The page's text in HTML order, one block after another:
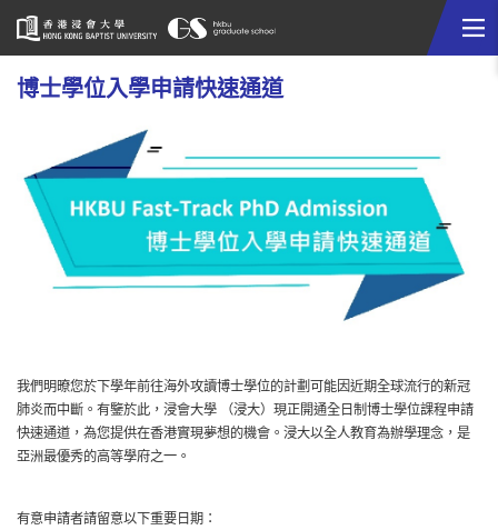
Start
main
博士學位入學申請快速通道
我們明暸您於下學年前往海外攻讀博士學位的計劃可能因近期全球流行的新冠
肺炎而中斷。有鑒於此，浸會大學 （浸大）現正開通全日制博士學位課程申請
快速通道，為您提供在香港實現夢想的機會。浸大以全人教育為辦學理念，是
亞洲最優秀的高等學府之一。
有意申請者請留意以下重要日期：